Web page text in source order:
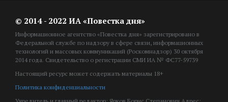
© 2014 - 2022 ИА «Повестка дня»
Информационное агентство «Повестка дня» зарегистрировано в
Федеральной службе по надзору в сфере связи, информационных
технологий и массовых коммуникаций (Роскомнадзор) 30 октября
2014 года. Свидетельство о регистрации СМИ ИА № ФС77-59739
Настоящий ресурс может содержать материалы 18+
Политика конфиденциальности